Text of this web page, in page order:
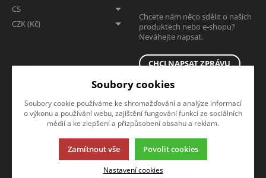
CS
CZK (Kč)
Chcete nám něco sdělit o našich
produktech nebo e-shopu?
Neváhejte napsat.
CHCI NAPSAT ZPRÁVU
Tato stránka používá soubory cookies. Klikněte pro více informací.
Soubory cookies
Soubory cookie používáme ke shromažďování a analýze informací
o výkonu a používání webu, zajištění fungování funkcí ze sociálních
médií a ke zlepšení a přizpůsobení obsahu a reklam.
Zamítnout vše Povolit cookies
Nastavení cookies